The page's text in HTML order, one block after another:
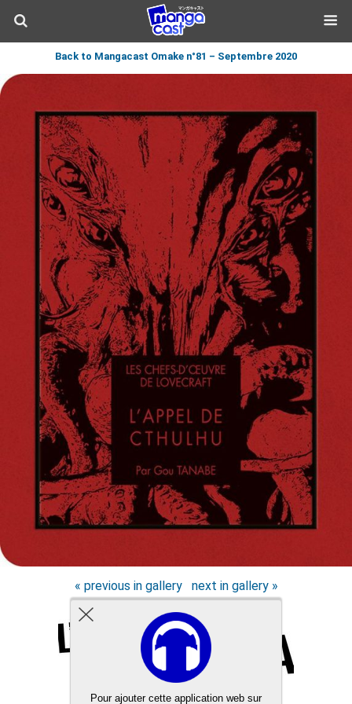
Back to Mangacast Omake n°81 – Septembre 2020
« previous in gallery next in gallery »